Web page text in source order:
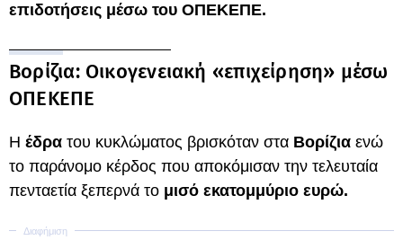
επιδοτήσεις μέσω του ΟΠΕΚΕΠΕ.
Βορίζια: Οικογενειακή «επιχείρηση» μέσω
ΟΠΕΚΕΠΕ
Η έδρα του κυκλώματος βρισκόταν στα Βορίζια ενώ
το παράνομο κέρδος που αποκόμισαν την τελευταία
πενταετία ξεπερνά το μισό εκατομμύριο ευρώ.